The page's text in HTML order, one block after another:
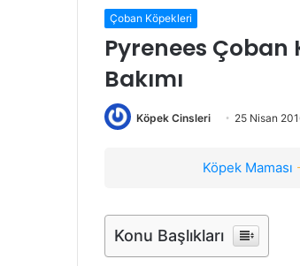
Çoban Köpekleri
Pyrenees Çoban
Bakımı
Köpek Cinsleri 25 Nisan
Köpek Maması
Konu Başlıkları